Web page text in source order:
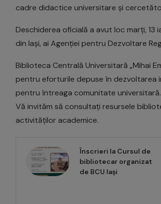
cadre didactice universitare și
Deschiderea oficială a avut loc marți, 13
din Iași, ai Agenției pentru Dezvoltare
Biblioteca Centrală Universitară „Mihai
pentru eforturile depuse în dezvoltarea
pentru întreaga comunitate universitară.
Vă invităm să consultați resursele
activităților academice.
Înscrieri la Cursul de
bibliotecar organizat
de BCU Iași